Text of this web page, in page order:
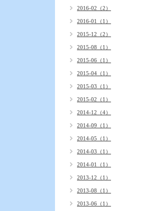
2016-02（2）
2016-01（1）
2015-12（2）
2015-08（1）
2015-06（1）
2015-04（1）
2015-03（1）
2015-02（1）
2014-12（4）
2014-09（1）
2014-05（1）
2014-03（1）
2014-01（1）
2013-12（1）
2013-08（1）
2013-06（1）